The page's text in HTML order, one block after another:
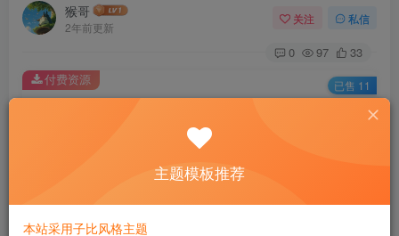
猴哥
2年前更新
关注 私信
0 97 33
此内容为付费资源，请付费后查看
￥9.9
付费资源 已售 11
主题模板推荐
本站采用子比风格主题